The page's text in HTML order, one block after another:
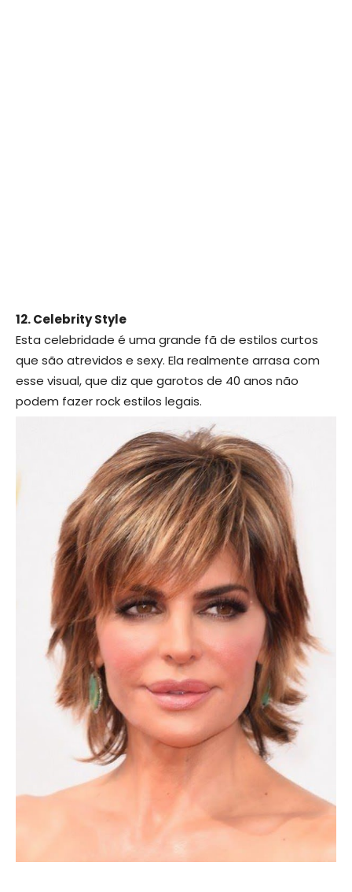
12. Celebrity Style
Esta celebridade é uma grande fã de estilos curtos
que são atrevidos e sexy. Ela realmente arrasa com
esse visual, que diz que garotos de 40 anos não
podem fazer rock estilos legais.